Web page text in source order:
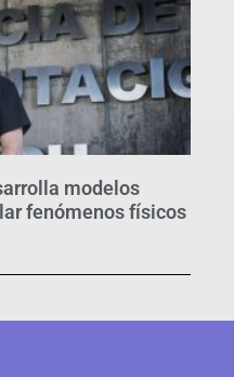
modelos
fenómenos físicos